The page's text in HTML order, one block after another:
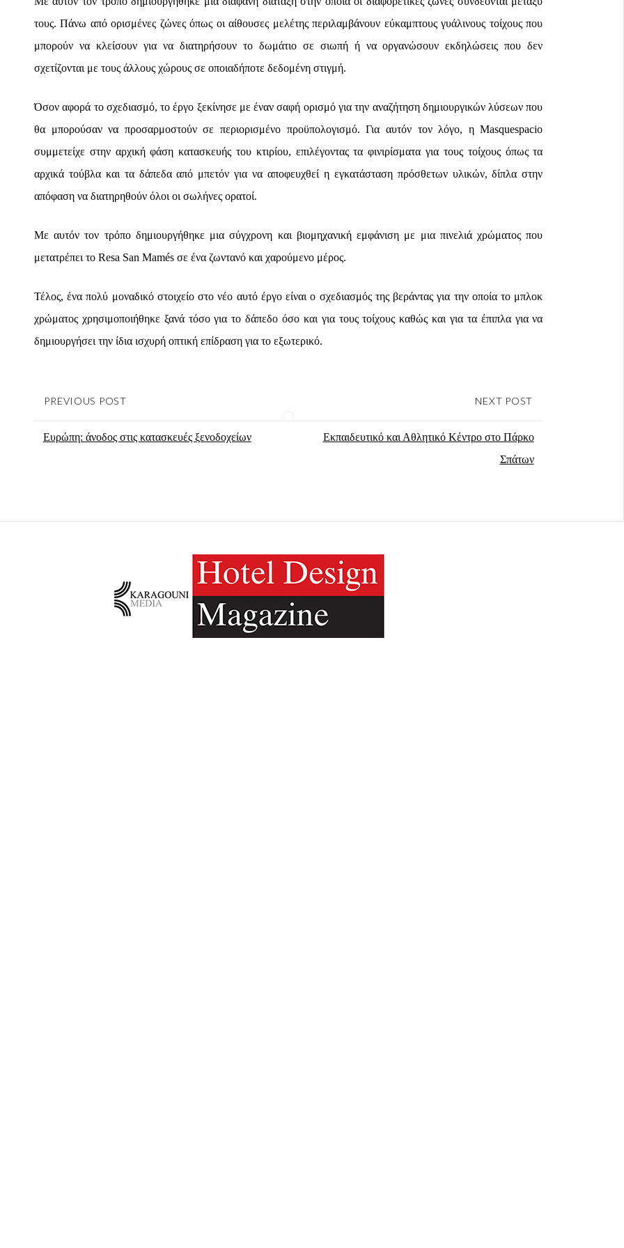
τους. Πάνω από ορισμένες ζώνες όπως οι αίθουσες μελέτης περιλαμβάνουν εύκαμπτους γυάλινους τοίχους που
μπορούν να κλείσουν για να διατηρήσουν το δωμάτιο σε σιωπή ή να οργανώσουν εκδηλώσεις που δεν
σχετίζονται με τους άλλους χώρους σε οποιαδήποτε δεδομένη στιγμή.
Όσον αφορά το σχεδιασμό, το έργο ξεκίνησε με έναν σαφή ορισμό για την αναζήτηση δημιουργικών λύσεων που
θα μπορούσαν να προσαρμοστούν σε περιορισμένο προϋπολογισμό. Για αυτόν τον λόγο, η Masquespacio
συμμετείχε στην αρχική φάση κατασκευής του κτιρίου, επιλέγοντας τα φινιρίσματα για τους τοίχους όπως τα
αρχικά τούβλα και τα δάπεδα από μπετόν για να αποφευχθεί η εγκατάσταση πρόσθετων υλικών, δίπλα στην
απόφαση να διατηρηθούν όλοι οι σωλήνες ορατοί.
Με αυτόν τον τρόπο δημιουργήθηκε μια σύγχρονη και βιομηχανική εμφάνιση με μια πινελιά χρώματος που
μετατρέπει το Resa San Mamés σε ένα ζωντανό και χαρούμενο μέρος.
Τέλος, ένα πολύ μοναδικό στοιχείο στο νέο αυτό έργο είναι ο σχεδιασμός της βεράντας για την οποία το μπλοκ
χρώματος χρησιμοποιήθηκε ξανά τόσο για το δάπεδο όσο και για τους τοίχους καθώς και για τα έπιπλα για να
δημιουργήσει την ίδια ισχυρή οπτική επίδραση για το εξωτερικό.
PREVIOUS POST
Ευρώπη: άνοδος στις κατασκευές ξενοδοχείων
NEXT POST
Εκπαιδευτικό και Αθλητικό Κέντρο στο Πάρκο
Σπάτων